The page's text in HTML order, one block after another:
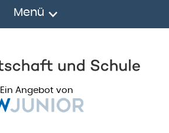
Menü
Ein Angebot von